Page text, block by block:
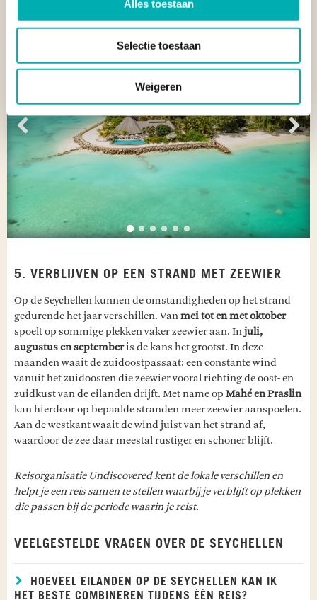
Alles toestaan
Selectie toestaan
Weigeren
Vorige
5. VERBLIJVEN OP EEN STRAND MET ZEEWIER
Op de Seychellen kunnen de omstandigheden op het strand
gedurende het jaar verschillen. Vanmei tot en met oktober
spoelt op sommige plekken vaker zeewier aan. Injuli,
augustus en septemberis de kans het grootst. In deze
maanden waait de zuidoostpassaat: een constante wind
vanuit het zuidoosten die zeewier vooral richting de oost- en
zuidkust van de eilanden drijft. Met name op Mahé en Praslin
kan hierdoor op bepaalde stranden meer zeewier aanspoelen.
Aan de westkant waait de wind juist van het strand af,
waardoor de zee daar meestal rustiger en schoner blijft.
Reisorganisatie Undiscovered kent de lokale verschillen en
helpt je een reis samen te stellen waarbij je verblijft op plekken
die passen bij de periode waarin je reist.
VEELGESTELDE VRAGEN OVER DE SEYCHELLEN
HOEVEEL EILANDEN OP DE SEYCHELLEN KAN IK
HET BESTE COMBINEREN TIJDENS ÉÉN REIS?